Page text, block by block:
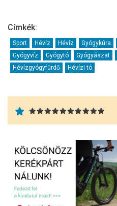
Címkék:
Sport Hévíz Hévíz Gyógykúra
Gyógyvíz
Gyógytó Gyógyászat
Hévízgyógyfürdő
Hévízi tó